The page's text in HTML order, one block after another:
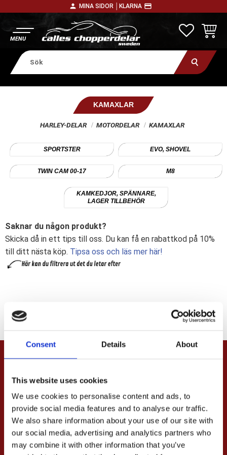
Consent Details About
This website uses cookies
We use cookies to personalise content and ads, to
provide social media features and to analyse our traffic.
We also share information about your use of our site with
our social media, advertising and analytics partners who
may combine it with other information that you’ve
person MINA SIDOR │ KLARNA payment
KAMAXLAR
HARLEY-DELAR MOTORDELAR KAMAXLAR
SPORTSTER EVO, SHOVEL
TWIN CAM 00-17 M8
KAMKEDJOR, SPÄNNARE,
LAGER TILLBEHÖR
Saknar du någon produkt?
Skicka då in ett tips till oss. Du kan få en rabattkod på 10%
till ditt nästa köp. Tipsa oss och läs mer här!
ERBJUDANDEN!
Dina personuppgifter behandlas i enlighet med vår
integritetspolicy.